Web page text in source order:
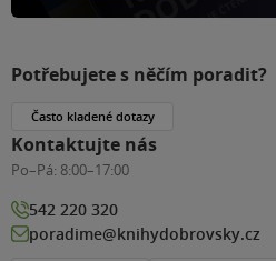
Potřebujete s něčím poradit?
Často kladené dotazy
Kontaktujte nás
Po–Pá: 8:00–17:00
542 220 320
poradime@knihydobrovsky.cz